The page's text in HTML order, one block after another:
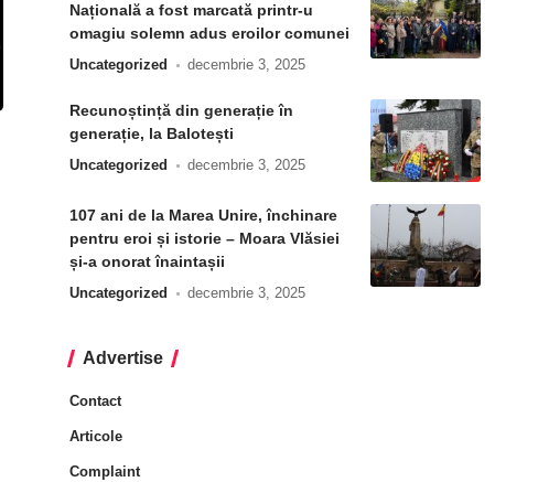
Națională a fost marcată printr-u
omagiu solemn adus eroilor comunei
Uncategorized decembrie 3, 2025
Recunoștință din generație în
generație, la Balotești
Uncategorized decembrie 3, 2025
107 ani de la Marea Unire, închinare
pentru eroi și istorie – Moara Vlăsiei
și-a onorat înaintașii
Uncategorized decembrie 3, 2025
Advertise
Contact
Articole
Complaint